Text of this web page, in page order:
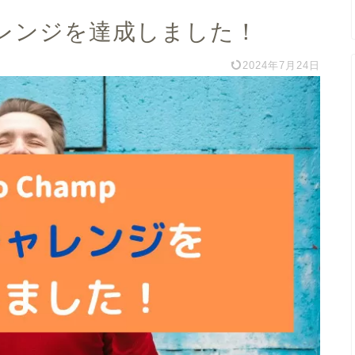
ジを達成しました！
2024年7月24日